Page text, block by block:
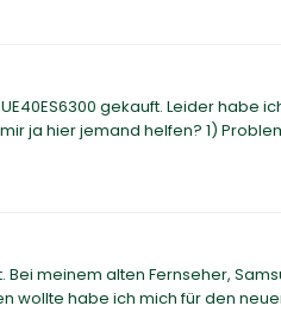
gekauft. Leider habe
ja hier jemand helfen? 1)
Bei meinem alten Fernseher,
wollte habe ich mich für den